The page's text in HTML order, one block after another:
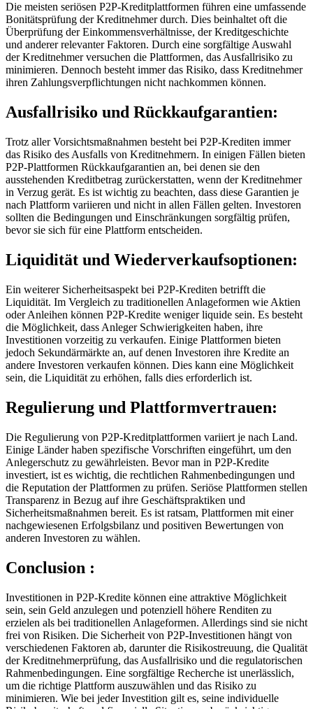
Die meisten seriösen P2P-Kreditplattformen führen eine umfassende
Bonitätsprüfung der Kreditnehmer durch. Dies beinhaltet oft die
Überprüfung der Einkommensverhältnisse, der Kreditgeschichte
und anderer relevanter Faktoren. Durch eine sorgfältige Auswahl
der Kreditnehmer versuchen die Plattformen, das Ausfallrisiko zu
minimieren. Dennoch besteht immer das Risiko, dass Kreditnehmer
ihren Zahlungsverpflichtungen nicht nachkommen können.
Ausfallrisiko und Rückkaufgarantien:
Trotz aller Vorsichtsmaßnahmen besteht bei P2P-Krediten immer
das Risiko des Ausfalls von Kreditnehmern. In einigen Fällen bieten
P2P-Plattformen Rückkaufgarantien an, bei denen sie den
ausstehenden Kreditbetrag zurückerstatten, wenn der Kreditnehmer
in Verzug gerät. Es ist wichtig zu beachten, dass diese Garantien je
nach Plattform variieren und nicht in allen Fällen gelten. Investoren
sollten die Bedingungen und Einschränkungen sorgfältig prüfen,
bevor sie sich für eine Plattform entscheiden.
Liquidität und Wiederverkaufsoptionen:
Ein weiterer Sicherheitsaspekt bei P2P-Krediten betrifft die
Liquidität. Im Vergleich zu traditionellen Anlageformen wie Aktien
oder Anleihen können P2P-Kredite weniger liquide sein. Es besteht
die Möglichkeit, dass Anleger Schwierigkeiten haben, ihre
Investitionen vorzeitig zu verkaufen. Einige Plattformen bieten
jedoch Sekundärmärkte an, auf denen Investoren ihre Kredite an
andere Investoren verkaufen können. Dies kann eine Möglichkeit
sein, die Liquidität zu erhöhen, falls dies erforderlich ist.
Regulierung und Plattformvertrauen:
Die Regulierung von P2P-Kreditplattformen variiert je nach Land.
Einige Länder haben spezifische Vorschriften eingeführt, um den
Anlegerschutz zu gewährleisten. Bevor man in P2P-Kredite
investiert, ist es wichtig, die rechtlichen Rahmenbedingungen und
die Reputation der Plattformen zu prüfen. Seriöse Plattformen stellen
Transparenz in Bezug auf ihre Geschäftspraktiken und
Sicherheitsmaßnahmen bereit. Es ist ratsam, Plattformen mit einer
nachgewiesenen Erfolgsbilanz und positiven Bewertungen von
anderen Investoren zu wählen.
Conclusion :
Investitionen in P2P-Kredite können eine attraktive Möglichkeit
sein, sein Geld anzulegen und potenziell höhere Renditen zu
erzielen als bei traditionellen Anlageformen. Allerdings sind sie nicht
frei von Risiken. Die Sicherheit von P2P-Investitionen hängt von
verschiedenen Faktoren ab, darunter die Risikostreuung, die Qualität
der Kreditnehmerprüfung, das Ausfallrisiko und die regulatorischen
Rahmenbedingungen. Eine sorgfältige Recherche ist unerlässlich,
um die richtige Plattform auszuwählen und das Risiko zu
minimieren. Wie bei jeder Investition gilt es, seine individuelle